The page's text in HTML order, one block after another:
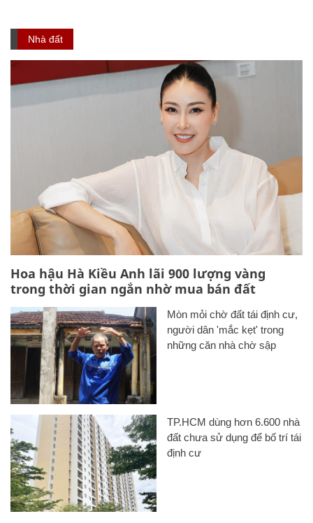
Nhà đất
Hoa hậu Hà Kiều Anh lãi 900 lượng vàng
trong thời gian ngắn nhờ mua bán đất
Mòn mỏi chờ đất tái định cư,
người dân 'mắc kẹt' trong
những căn nhà chờ sập
TP.HCM dùng hơn 6.600 nhà
đất chưa sử dụng để bố trí tái
định cư